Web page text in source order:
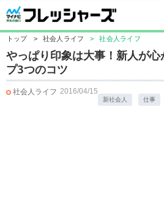
トップ > 社会人ライフ > 社会人ライフ
やっぱり印象は大事！新人が
プ3つのコツ
社会人ライフ 2016/04/15
新社会人 仕事